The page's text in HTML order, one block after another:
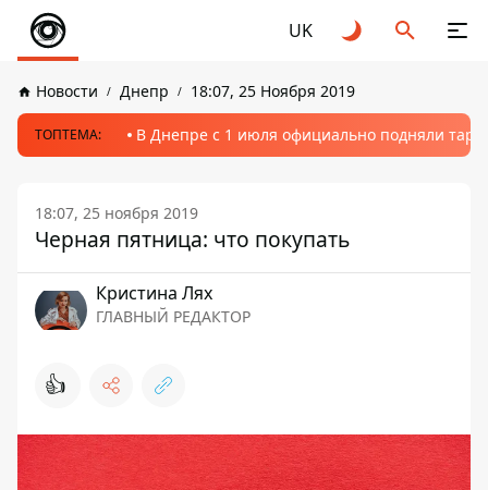
UK
Новости Днепр 18:07, 25 Ноября 2019
ТОПТЕМА: В Днепре с 1 июля официально подняли
18:07, 25 ноября 2019
Черная пятница: что покупать
Кристина Лях
ГЛАВНЫЙ РЕДАКТОР
👍